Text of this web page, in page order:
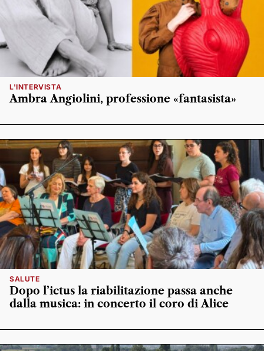
L'INTERVISTA
Ambra Angiolini, professione «fantasista»
SALUTE
Dopo l’ictus la riabilitazione passa anche
dalla musica: in concerto il coro di Alice